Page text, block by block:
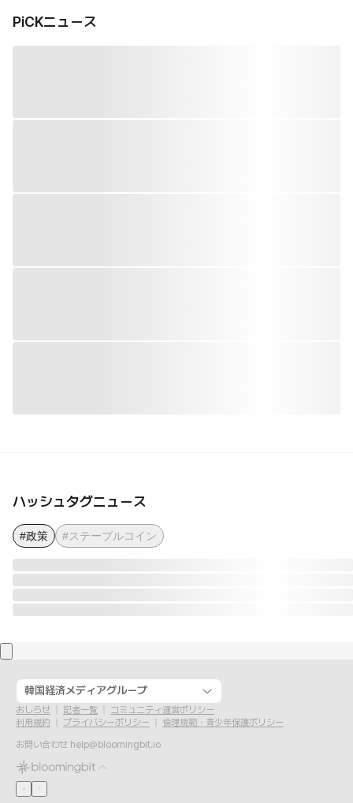
PiCKニュース
ハッシュタグニュース
#政策 #ステーブルコイン
韓国経済メディアグループ
おしらせ 記者一覧
コミュニティ運営ポリシー
利用規約
プライバシーポリシー
倫理規範・青少年保護ポリシー
お問い合わせ help@bloomingbit.io